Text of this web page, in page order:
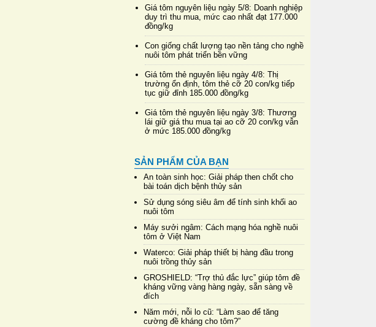
Giá tôm nguyên liệu ngày 5/8: Doanh nghiệp
duy trì thu mua, mức cao nhất đạt 177.000
đồng/kg
Con giống chất lượng tạo nền tảng cho nghề
nuôi tôm phát triển bền vững
Giá tôm thẻ nguyên liệu ngày 4/8: Thị
trường ổn định, tôm thẻ cỡ 20 con/kg tiếp
tục giữ đỉnh 185.000 đồng/kg
Giá tôm thẻ nguyên liệu ngày 3/8: Thương
lái giữ giá thu mua tại ao cỡ 20 con/kg vẫn
ở mức 185.000 đồng/kg
SẢN PHẨM CỦA BẠN
An toàn sinh học: Giải pháp then chốt cho
bài toán dịch bệnh thủy sản
Sử dụng sóng siêu âm để tính sinh khối ao
nuôi tôm
Máy sưởi ngâm: Cách mạng hóa nghề nuôi
tôm ở Việt Nam
Waterco: Giải pháp thiết bị hàng đầu trong
nuôi trồng thủy sản
GROSHIELD: “Trợ thủ đắc lực” giúp tôm đề
kháng vững vàng hàng ngày, sẵn sàng về
đích
Năm mới, nỗi lo cũ: “Làm sao để tăng
cường đề kháng cho tôm?”